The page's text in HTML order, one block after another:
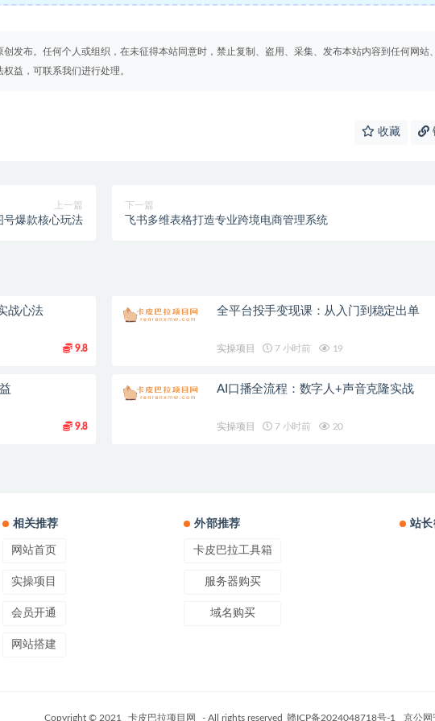
发布。任何个人或组织，在未征得本站同意时，禁止复制、盗用、采集、发布本站内容到任何网站、
益，可联系我们进行处理。
收藏
上一篇
号爆款核心玩法
下一篇
飞书多维表格打造专业跨境电商管理系统
战心法
9.8
全平台投手变现课：从入门到稳定出单
实操项目 7 小时前 19
9.8
AI口播全流程：数字人+声音克隆实战
实操项目 7 小时前 20
相关推荐
网站首页
实操项目
会员开通
网站搭建
外部推荐
卡皮巴拉工具箱
服务器购买
域名购买
站
Copyright © 2021 卡皮巴拉项目网 - All rights reserved 赣ICP备2024048718号-1 京公网